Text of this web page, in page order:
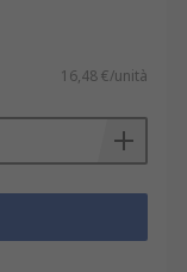
16,48 €/unità